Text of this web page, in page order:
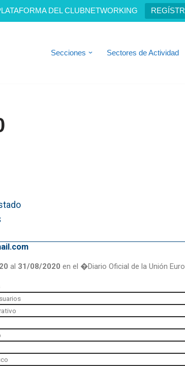
DEL CLUBNETWORKING
Secciones Sectores de Actividad
al 31/08/2020 en el �Diario Oficial de la Unión